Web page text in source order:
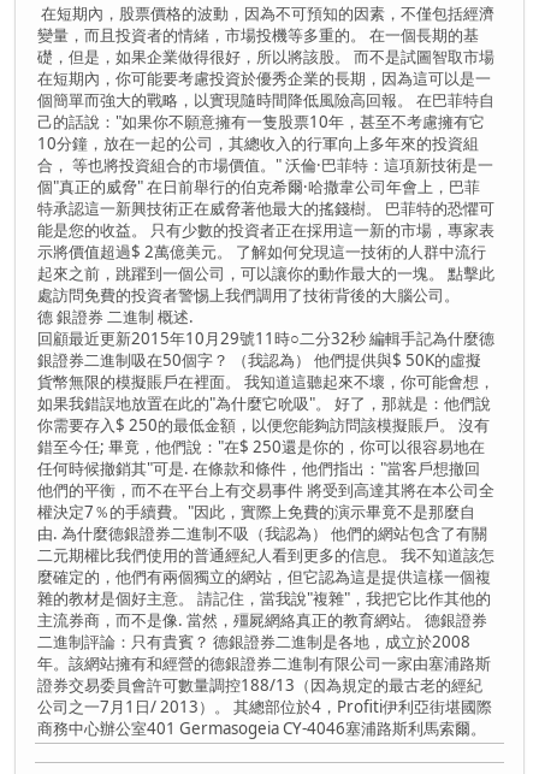
在短期內，股票價格的波動，因為不可預知的因素，不僅包括經濟
變量，而且投資者的情緒，市場投機等多重的。 在一個長期的基
礎，但是，如果企業做得很好，所以將該股。 而不是試圖智取市場
在短期內，你可能要考慮投資於優秀企業的長期，因為這可以是一
個簡單而強大的戰略，以實現隨時間降低風險高回報。 在巴菲特自
己的話說："如果你不願意擁有一隻股票10年，甚至不考慮擁有它
10分鐘，放在一起的公司，其總收入的行軍向上多年來的投資組
合， 等也將投資組合的市場價值。" 沃倫·巴菲特：這項新技術是一
個"真正的威脅" 在日前舉行的伯克希爾·哈撒韋公司年會上，巴菲
特承認這一新興技術正在威脅著他最大的搖錢樹。 巴菲特的恐懼可
能是您的收益。 只有少數的投資者正在採用這一新的市場，專家表
示將價值超過$ 2萬億美元。 了解如何兌現這一技術的人群中流行
起來之前，跳躍到一個公司，可以讓你的動作最大的一塊。 點擊此
處訪問免費的投資者警惕上我們調用了技術背後的大腦公司。
德 銀證券 二進制 概述.
回顧最近更新2015年10月29號11時○二分32秒 編輯手記為什麼德
銀證券二進制吸在50個字？ （我認為） 他們提供與$ 50K的虛擬
貨幣無限的模擬賬戶在裡面。 我知道這聽起來不壞，你可能會想，
如果我錯誤地放置在此的"為什麼它吮吸"。 好了，那就是：他們說
你需要存入$ 250的最低金額，以便您能夠訪問該模擬賬戶。 沒有
錯至今任; 畢竟，他們說："在$ 250還是你的，你可以很容易地在
任何時候撤銷其"可是. 在條款和條件，他們指出："當客戶想撤回
他們的平衡，而不在平台上有交易事件 將受到高達其將在本公司全
權決定7％的手續費。"因此，實際上免費的演示畢竟不是那麼自
由. 為什麼德銀證券二進制不吸（我認為） 他們的網站包含了有關
二元期權比我們使用的普通經紀人看到更多的信息。 我不知道該怎
麼確定的，他們有兩個獨立的網站，但它認為這是提供這樣一個複
雜的教材是個好主意。 請記住，當我說"複雜"，我把它比作其他的
主流券商，而不是像. 當然，殭屍網絡真正的教育網站。 德銀證券
二進制評論：只有貴賓？ 德銀證券二進制是各地，成立於2008
年。該網站擁有和經營的德銀證券二進制有限公司一家由塞浦路斯
證券交易委員會許可數量調控188/13（因為規定的最古老的經紀
公司之一7月1日/ 2013）。 其總部位於4，Profiti伊利亞街堪國際
商務中心辦公室401 Germasogeia CY-4046塞浦路斯利馬索爾。